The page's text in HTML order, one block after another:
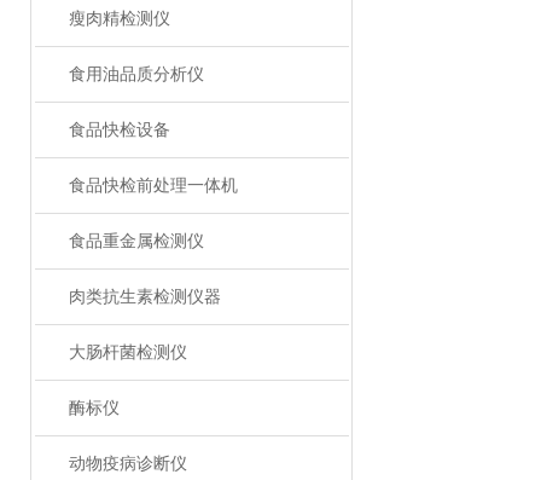
瘦肉精检测仪
食用油品质分析仪
食品快检设备
食品快检前处理一体机
食品重金属检测仪
肉类抗生素检测仪器
大肠杆菌检测仪
酶标仪
动物疫病诊断仪